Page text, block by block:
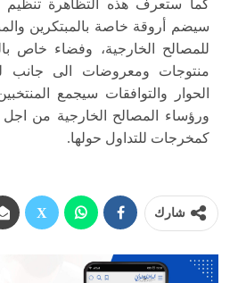
كما ستعرف هذه التظاهرة
سيضم أروقة خاصة بالمبتكرين
للمصالح الخارجية، وفضاء خاص
منتوجات ومعروضات الى جانب
الحوار والتوافقات سيجمع
ورؤساء المصالح الخارجية من اجل
كمخرجات للتداول حولها.
شارك